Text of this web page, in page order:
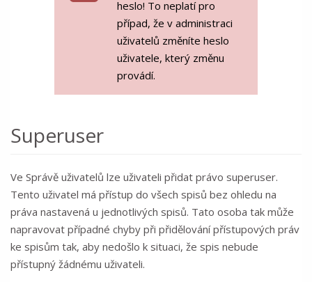
heslo! To neplatí pro
případ, že v administraci
uživatelů změníte heslo
uživatele, který změnu
provádí.
Superuser
Ve Správě uživatelů lze uživateli přidat právo superuser.
Tento uživatel má přístup do všech spisů bez ohledu na
práva nastavená u jednotlivých spisů. Tato osoba tak může
napravovat případné chyby při přidělování přístupových práv
ke spisům tak, aby nedošlo k situaci, že spis nebude
přístupný žádnému uživateli.